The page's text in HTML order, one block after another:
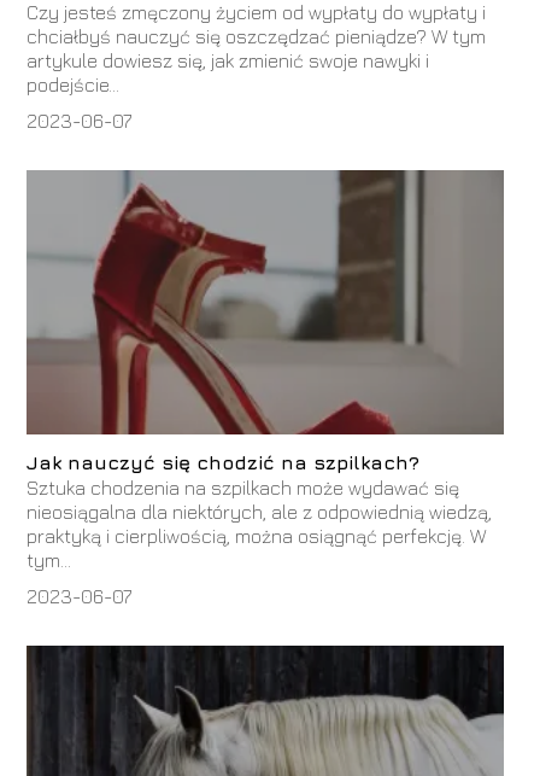
Czy jesteś zmęczony życiem od wypłaty do wypłaty i
chciałbyś nauczyć się oszczędzać pieniądze? W tym
artykule dowiesz się, jak zmienić swoje nawyki i
podejście...
2023-06-07
Jak nauczyć się chodzić na szpilkach?
Sztuka chodzenia na szpilkach może wydawać się
nieosiągalna dla niektórych, ale z odpowiednią wiedzą,
praktyką i cierpliwością, można osiągnąć perfekcję. W
tym...
2023-06-07